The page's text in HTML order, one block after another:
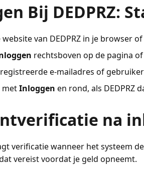
Bij DEDPRZ:
website van DEDPRZ in je browser
rechtsboven op de pagina
e-mailadres of
metInloggen en rond, als DEDPRZ
na
verificatie wanneer het systeem
vereist voordat je geld opneemt.